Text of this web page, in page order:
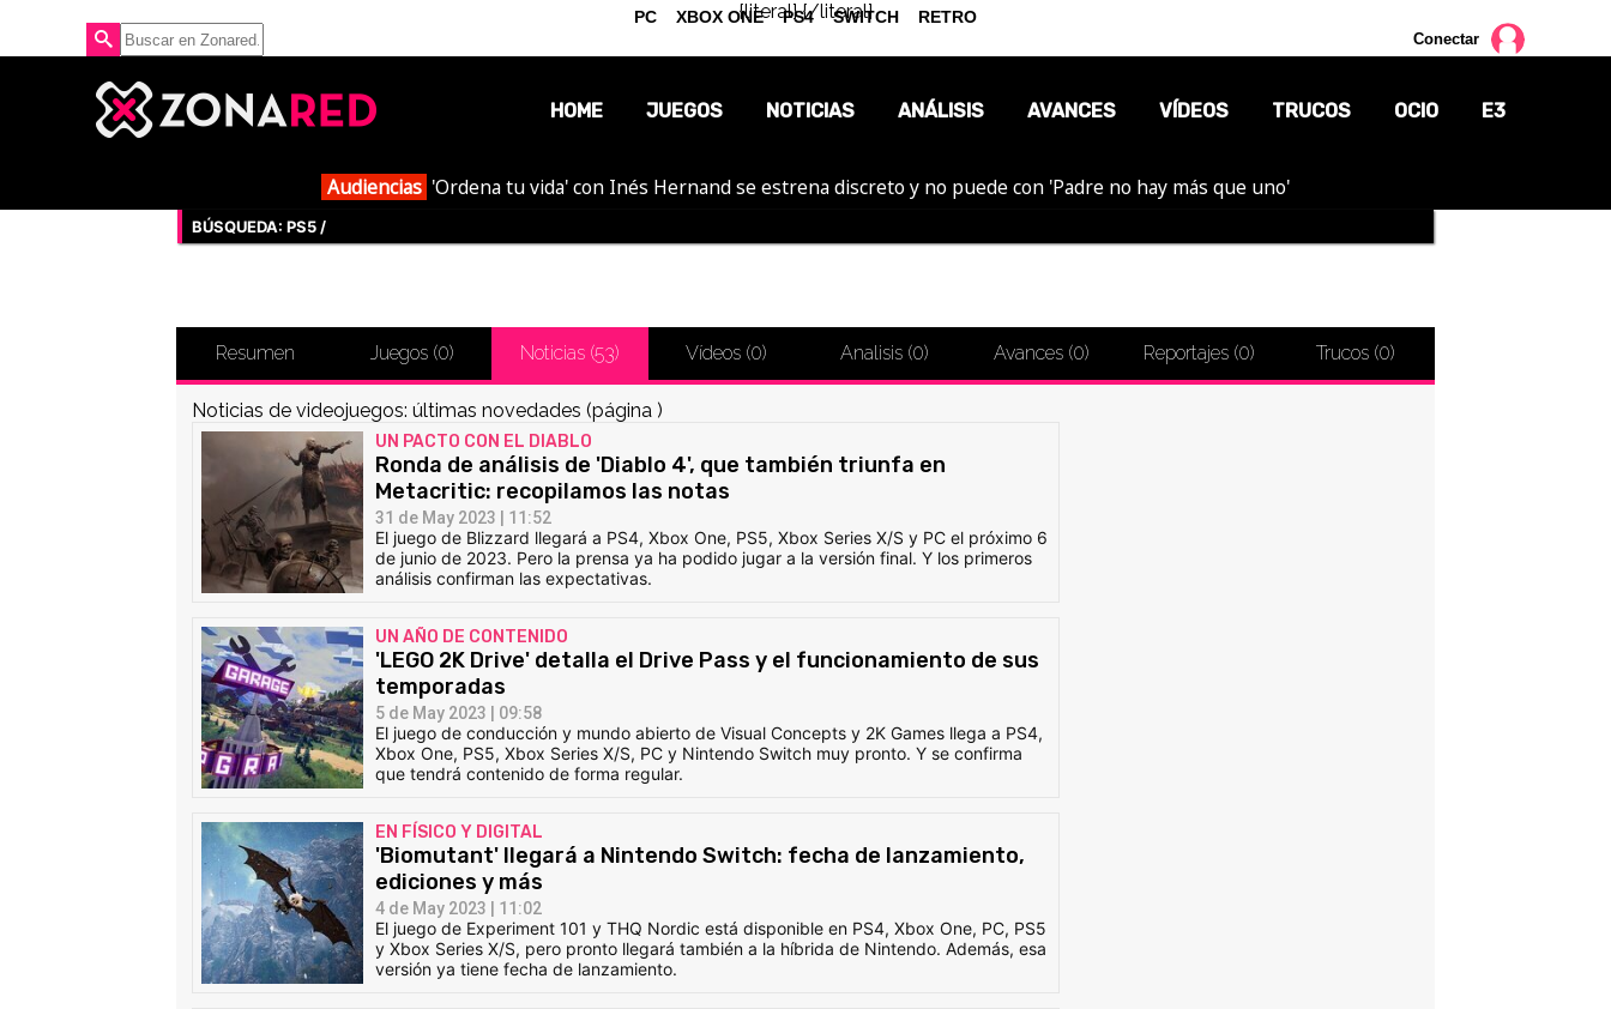
{literal}{/literal}
Conectar
HOME JUEGOS NOTICIAS
OPINIÓN
REPORTAJES
ANÁLISIS AVANCES VÍDEOS TRUCOS OCIO
TV
MANGA
E3
Audiencias 'Ordena tu vida' con Inés Hernand se estrena discreto y no puede con 'Padre no hay más que uno'
BÚSQUEDA: PS5 /
Resumen Juegos (0) Noticias (53) Vídeos (0) Analisis (0) Avances (0) Reportajes (0) Trucos (0)
Noticias de videojuegos: últimas novedades (página )
UN PACTO CON EL DIABLO
Ronda de análisis de 'Diablo 4', que también triunfa en
Metacritic: recopilamos las notas
31 de May 2023 | 11:52
El juego de Blizzard llegará a PS4, Xbox One, PS5, Xbox Series X/S y PC el próximo 6
de junio de 2023. Pero la prensa ya ha podido jugar a la versión final. Y los primeros
análisis confirman las expectativas.
UN AÑO DE CONTENIDO
'LEGO 2K Drive' detalla el Drive Pass y el funcionamiento de sus
temporadas
5 de May 2023 | 09:58
El juego de conducción y mundo abierto de Visual Concepts y 2K Games llega a PS4,
Xbox One, PS5, Xbox Series X/S, PC y Nintendo Switch muy pronto. Y se confirma
que tendrá contenido de forma regular.
EN FÍSICO Y DIGITAL
'Biomutant' llegará a Nintendo Switch: fecha de lanzamiento,
ediciones y más
4 de May 2023 | 11:02
El juego de Experiment 101 y THQ Nordic está disponible en PS4, Xbox One, PC, PS5
y Xbox Series X/S, pero pronto llegará también a la híbrida de Nintendo. Además, esa
versión ya tiene fecha de lanzamiento.
PC XBOX ONE PS4 SWITCH RETRO